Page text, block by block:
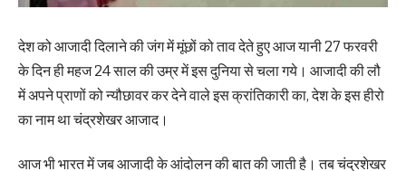
देश को आजादी दिलाने की जंग में मूंछों को ताव देते हुए आज यानी 27 फरवरी
के दिन ही महज 24 साल की उम्र में इस दुनिया से चला गये। आजादी की लौ
में अपने प्राणों को न्यौछावर कर देने वाले इस क्रांतिकारी का, देश के इस हीरो
का नाम था चंद्रशेखर आजाद।
आज भी भारत में जब आजादी के आंदोलन की बात की जाती है। तब चंद्रशेखर